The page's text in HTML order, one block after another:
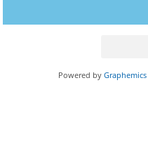
Powered by Graphemics